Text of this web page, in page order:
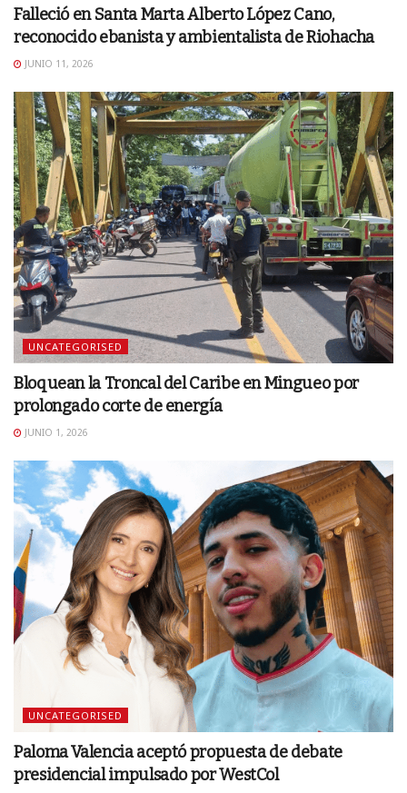
Falleció en Santa Marta Alberto López Cano,
reconocido ebanista y ambientalista de Riohacha
JUNIO 11, 2026
UNCATEGORISED
Bloquean la Troncal del Caribe en Mingueo por
prolongado corte de energía
JUNIO 1, 2026
UNCATEGORISED
Paloma Valencia aceptó propuesta de debate
presidencial impulsado por WestCol